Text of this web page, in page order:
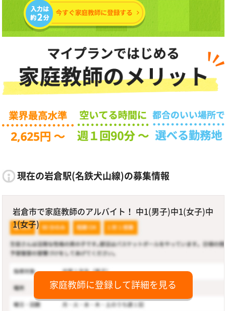
現在の岩倉駅(名鉄犬山線)の募集情報
岩倉市で家庭教師のアルバイト！ 中1(男子)中1(女子)中
1(女子)
家庭教師に登録して詳細を見る